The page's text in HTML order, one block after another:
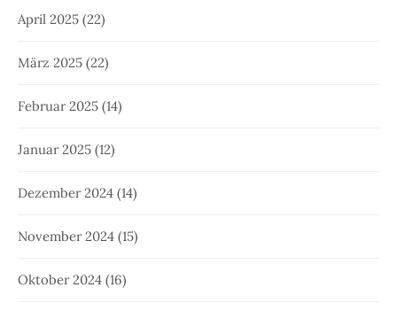
April 2025 (22)
März 2025 (22)
Februar 2025 (14)
Januar 2025 (12)
Dezember 2024 (14)
November 2024 (15)
Oktober 2024 (16)